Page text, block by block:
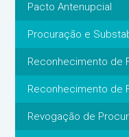
Pacto Antenupcial
Procuração e
Reconhecimento de
Reconhecimento de
Revogação de